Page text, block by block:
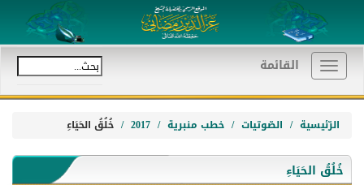
Toggle
navigation
القائمة
الرّئيسية الصّوتيات خطب منبرية 2017 خُلُقُ الحَيَاءِ
خُلُقُ الحَيَاءِ